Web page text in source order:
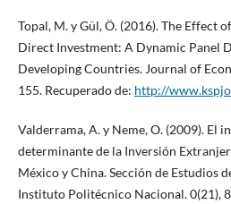
Topal, M. y Gül, Ö. (2016). The Effect
Direct Investment: A Dynamic Panel
Developing Countries. Journal of
155. Recuperado de: http://
Valderrama, A. y Neme, O. (2009). El
determinante de la Inversión
México y China. Sección de Estudios
Instituto Politécnico Nacional. 0(21),